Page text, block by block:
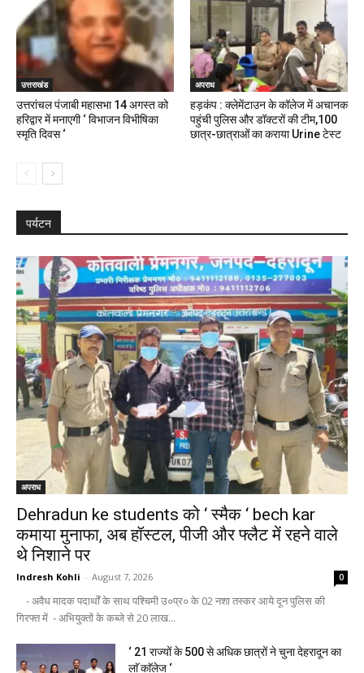
उत्तराखंड
उत्तरांचल पंजाबी महासभा 14 अगस्त को
हरिद्वार में मनाएगी ‘ विभाजन विभीषिका
स्मृति दिवस ‘
अपराध
हड़कंप : क्लेमेंटाउन के कॉलेज में अचानक
पहुंची पुलिस और डॉक्टरों की टीम,100
छात्र-छात्राओं का कराया Urine टेस्ट
पर्यटन
अपराध
Dehradun ke students को ‘ स्मैक ‘ bech kar
कमाया मुनाफा, अब हॉस्टल, पीजी और फ्लैट में रहने वाले
थे निशाने पर
Indresh Kohli - August 7, 2026 0
- अवैध मादक पदार्थों के साथ पश्चिमी उ०प्र० के 02 नशा तस्कर आये दून पुलिस की
गिरफ्त में - अभियुक्तों के कब्जे से 20 लाख...
‘ 21 राज्यों के 500 से अधिक छात्रों ने चुना देहरादून का
लाॅ काॅलेज ‘